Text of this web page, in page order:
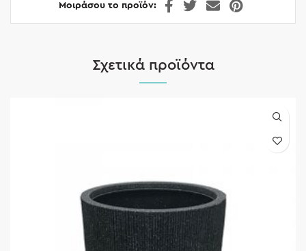
Μοιράσου το προϊόν
Σχετικά προϊόντα